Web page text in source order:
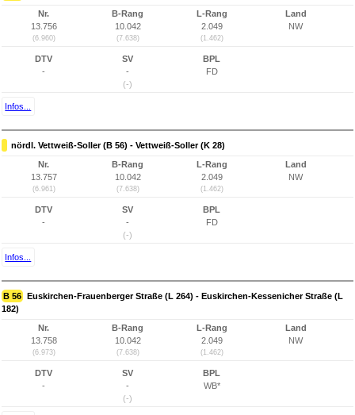
Nr.
13.756
(6.960)
B-Rang
10.042
(7.638)
L-Rang
2.049
(1.462)
Land
NW
DTV
-
SV
-
(-)
BPL
FD
Infos...
nördl. Vettweiß-Soller (B 56) - Vettweiß-Soller (K 28)
Nr.
13.757
(6.961)
B-Rang
10.042
(7.638)
L-Rang
2.049
(1.462)
Land
NW
DTV
-
SV
-
(-)
BPL
FD
Infos...
B 56 Euskirchen-Frauenberger Straße (L 264) - Euskirchen-Kessenicher Straße (L
182)
Nr.
13.758
(6.973)
B-Rang
10.042
(7.638)
L-Rang
2.049
(1.462)
Land
NW
DTV
-
SV
-
(-)
BPL
WB*